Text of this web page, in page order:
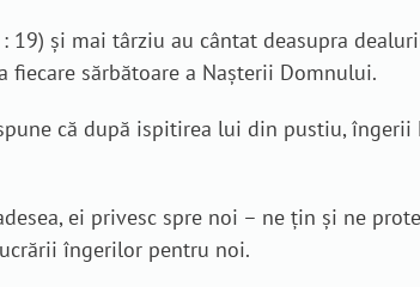
și mai târziu au cântat deasupra
sărbătoare a Nașterii Domnului.
că după ispitirea lui din pustiu, îngerii
ei privesc spre noi – ne țin și ne
îngerilor pentru noi.